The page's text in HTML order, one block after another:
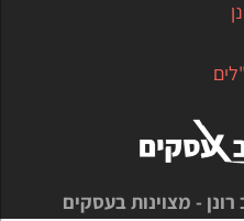
- מצוינות בעסקים